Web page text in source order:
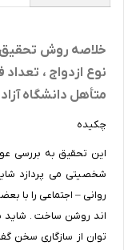
خلاصه روش تحقیق
نوع ازدواج ،
متأهل دانشگاه
چکیده
این تحقیق به بررسی
شخصیتی می پردازد
روانی – اجتماعی را با
اند روشن ساخت . شاید
توان از سازگاری سخن